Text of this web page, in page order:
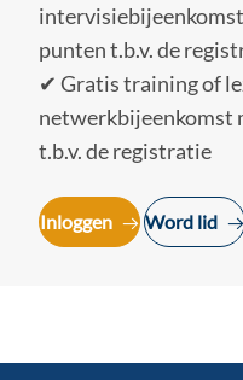
punten t.b.v. de
✔ Gratis training of
netwerkbijeenkomst
t.b.v. de registratie
Inloggen Word lid